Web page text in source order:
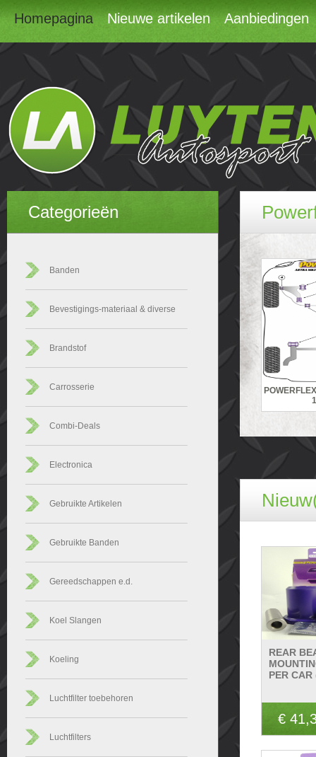
Homepagina Nieuwe artikelen Aanbiedingen
Categorieën
Banden
Bevestigings-materiaal & diverse
Brandstof
Carrosserie
Combi-Deals
Electronica
Gebruikte Artikelen
Gebruikte Banden
Gereedschappen e.d.
Koel Slangen
Koeling
Luchtfilter toebehoren
Luchtfilters
REAR
PER CAR
€